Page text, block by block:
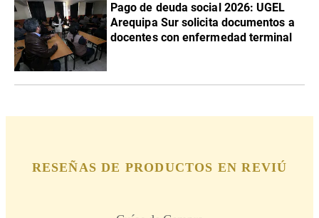
Pago de deuda social 2026: UGEL
Arequipa Sur solicita documentos a
docentes con enfermedad terminal